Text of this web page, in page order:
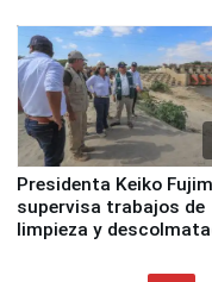
Presidenta Keiko
supervisa trabajos de
limpieza y